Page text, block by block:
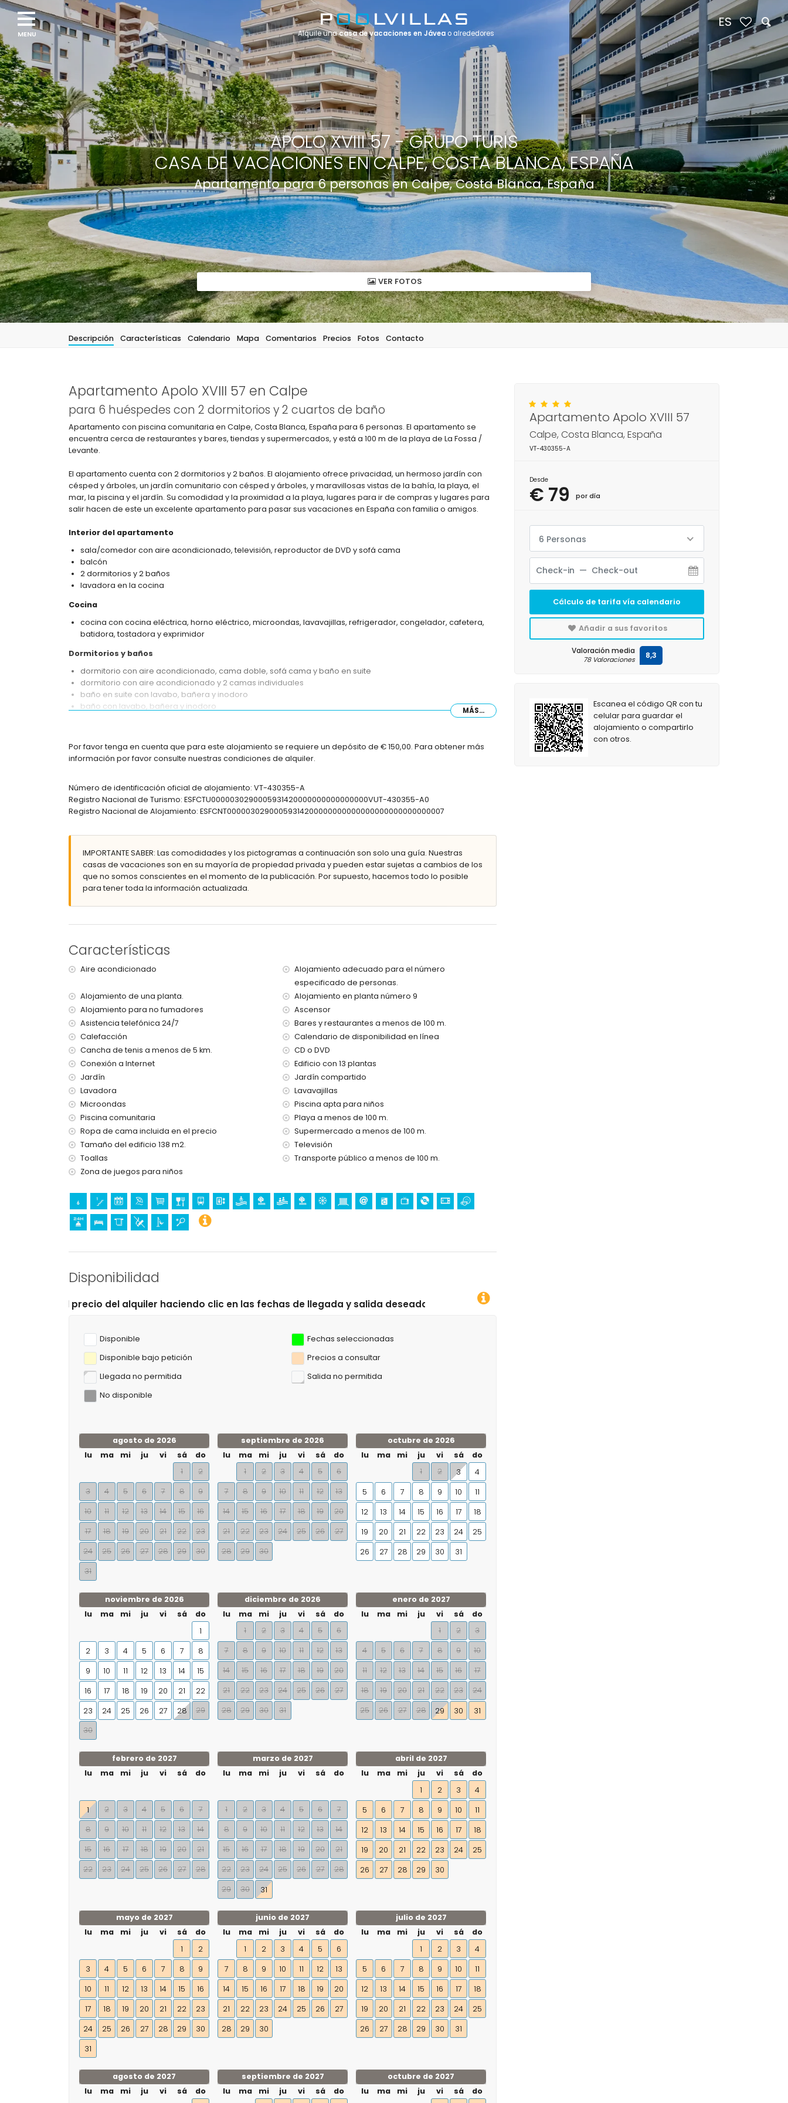
APOLO XVIII 57 - GRUPO TURIS
CASA DE VACACIONES EN CALPE, COSTA BLANCA, ESPAÑA
Apartamento para 6 personas en Calpe, Costa Blanca, España
VER FOTOS
Descripción Características Calendario Mapa Comentarios Precios Fotos Contacto
Apartamento Apolo XVIII 57 en Calpe
para 6 huéspedes con 2 dormitorios y 2 cuartos de baño
Apartamento con piscina comunitaria en Calpe, Costa Blanca, España para 6 personas. El apartamento se
encuentra cerca de restaurantes y bares, tiendas y supermercados, y está a 100 m de la playa de La Fossa /
Levante.
El apartamento cuenta con 2 dormitorios y 2 baños. El alojamiento ofrece privacidad, un hermoso jardín con
césped y árboles, un jardín comunitario con césped y árboles, y maravillosas vistas de la bahía, la playa, el
mar, la piscina y el jardín. Su comodidad y la proximidad a la playa, lugares para ir de compras y lugares para
salir hacen de este un excelente apartamento para pasar sus vacaciones en España con familia o amigos.
Interior del apartamento
sala/comedor con aire acondicionado, televisión, reproductor de DVD y sofá cama
balcón
2 dormitorios y 2 baños
lavadora en la cocina
Cocina
cocina con cocina eléctrica, horno eléctrico, microondas, lavavajillas, refrigerador, congelador, cafetera,
batidora, tostadora y exprimidor
Dormitorios y baños
dormitorio con aire acondicionado, cama doble, sofá cama y baño en suite
dormitorio con aire acondicionado y 2 camas individuales
baño en suite con lavabo, bañera y inodoro
baño con lavabo, bañera y inodoro
terreno cerrado
piscina comunitaria en forma de laguna
piscina infantil
jardín comunitario con césped y árboles
parque infantil
ducha exterior
pueblo más cercano: Calpe (a menos de 1000 metros del apartamento)
playa más cercana: La Fossa / Levante (a menos de 100 metros del apartamento)
aeropuerto más cercano: El Altet (Alicante) (a menos de 100 kilómetros del apartamento)
no se permite fumar
El alojamiento es muy adecuado para familias con niños.
plancha y tabla de planchar
servicio de emergencia 24 horas
Servicios e instalaciones con cargo adicional
calefacción central
cama/cuna para niños (bajo demanda)
Entretenimiento y actividades de ocio para sus vacaciones en Calpe, Costa Blanca
parque temático (Terra Mítica), zoológico (Terra Natura y Mundomar) y parque acuático (Aqua Natura y
Aqualandia) (a menos de 10 kilómetros de la casa)
Deportes
tenis (a menos de 5 kilómetros del apartamento)
golf (a menos de 10 kilómetros del apartamento)
MÁS...
Por favor tenga en cuenta que para este alojamiento se requiere un depósito de € 150,00. Para obtener más
información por favor consulte nuestras condiciones de alquiler.
Número de identificación oficial de alojamiento: VT-430355-A
Registro Nacional de Turismo: ESFCTU0000030290005931420000000000000000VUT-430355-A0
Registro Nacional de Alojamiento: ESFCNT00000302900059314200000000000000000000000000007
IMPORTANTE SABER: Las comodidades y los pictogramas a continuación son solo una guía. Nuestras
casas de vacaciones son en su mayoría de propiedad privada y pueden estar sujetas a cambios de los
que no somos conscientes en el momento de la publicación. Por supuesto, hacemos todo lo posible
para tener toda la información actualizada.
Características
Aire acondicionado
Alojamiento adecuado para el número
especificado de personas.
Alojamiento de una planta.
Alojamiento en planta número 9
Alojamiento para no fumadores
Ascensor
Asistencia telefónica 24/7
Bares y restaurantes a menos de 100 m.
Calefacción
Calendario de disponibilidad en línea
Cancha de tenis a menos de 5 km.
CD o DVD
Conexión a Internet
Edificio con 13 plantas
Jardín
Jardín compartido
Lavadora
Lavavajillas
Microondas
Piscina apta para niños
Piscina comunitaria
Playa a menos de 100 m.
Ropa de cama incluida en el precio
Supermercado a menos de 100 m.
Tamaño del edificio 138 m2.
Televisión
Toallas
Transporte público a menos de 100 m.
Zona de juegos para niños
Disponibilidad
del alquiler haciendo clic en las fechas de llegada y salida deseadas!
Disponible
Fechas seleccionadas
Disponible bajo petición
Precios a consultar
Llegada no permitida
Salida no permitida
No disponible
agosto de 2026
lu
ma mi ju vi sá
do
1
2
3
4 5 6 7 8
9
10
11 12 13 14 15
16
17
18 19 20 21 22
23
24
25 26 27 28 29
30
31
septiembre de 2026
lu
ma mi ju vi sá
do
1
2 3 4 5
6
7
8 9 10 11 12
13
14
15 16 17 18 19
20
21
22 23 24 25 26
27
28
29 30
octubre de 2026
lu
ma mi ju vi sá
do
1
2 3
4
5
6 7 8 9 10
11
12
13 14 15 16 17
18
19
20 21 22 23 24
25
26
27 28 29 30 31
noviembre de 2026
lu
ma mi ju vi sá
do
1
2
3 4 5 6 7
8
9
10 11 12 13 14
15
16
17 18 19 20 21
22
23
24 25 26 27 28
29
30
diciembre de 2026
lu
ma mi ju vi sá
do
1
2 3 4 5
6
7
8 9 10 11 12
13
14
15 16 17 18 19
20
21
22 23 24 25 26
27
28
29 30 31
enero de 2027
lu
ma mi ju vi sá
do
1
2
3
4
5 6 7 8 9
10
11
12 13 14 15 16
17
18
19 20 21 22 23
24
25
26 27 28 29 30 31
febrero de 2027
lu
ma mi ju vi sá do
1 2 3 4 5 6
7
8
9 10 11 12 13
14
15
16 17 18 19 20
21
22
23 24 25 26 27 28
marzo de 2027
lu
ma mi ju vi sá do
1 2 3 4 5 6
7
8
9 10 11 12 13
14
15
16 17 18 19 20
21
22
23 24 25 26 27
28
29
30 31
abril de 2027
lu
ma mi ju vi sá
do
1
2 3
4
5
6 7 8 9 10
11
12
13 14 15 16 17
18
19
20 21 22 23 24
25
26
27 28 29 30
mayo de 2027
lu
ma mi ju vi sá
do
1
2
3
4 5 6 7 8
9
10
11 12 13 14 15
16
17
18 19 20 21 22
23
24
25 26 27 28 29
30
31
junio de 2027
lu
ma mi ju vi sá
do
1
2 3 4 5
6
7
8 9 10 11 12
13
14
15 16 17 18 19
20
21
22 23 24 25 26
27
28
29 30
julio de 2027
lu
ma mi ju vi sá
do
1
2 3
4
5
6 7 8 9 10
11
12
13 14 15 16 17
18
19
20 21 22 23 24
25
26
27 28 29 30 31
agosto de 2027
lu
ma mi ju vi sá
do
septiembre de 2027
lu
ma mi ju vi sá
do
octubre de 2027
lu
ma mi ju vi sá
do
Apartamento Apolo XVIII 57
Calpe, Costa Blanca, España
VT-430355-A
Desde
€ 79 por día
6 Personas
Cálculo de tarifa vía calendario
Añadir a sus favoritos
Valoración media
78 Valoraciones 8,3
Escanea el código QR con tu
celular para guardar el
alojamiento o compartirlo
con otros.
Alquile unacasa de vacaciones en Jáveao alrededores
ES
Navigation
menu